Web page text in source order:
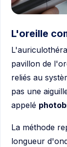
L'oreille
pavillon de
reliés au
pas une
appelé
La méthode
longueur